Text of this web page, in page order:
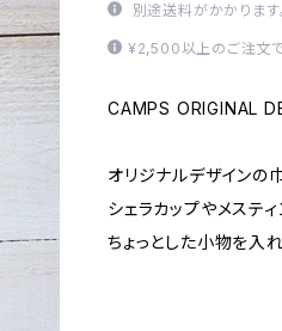
別途送料がかかります
¥2,500以上のご注文
CAMPS ORIGINAL
オリジナルデザインの
シェラカップやメステ
ちょっとした小物を入